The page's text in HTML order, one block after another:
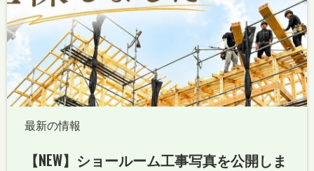
最新の情報
【NEW】ショールーム工事写真を公開しま